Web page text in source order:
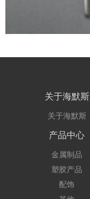
关于海默斯
关于海默斯
产品中心
金属制品
塑胶产品
配饰